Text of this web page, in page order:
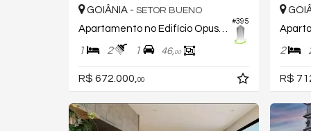
#395
GOIÂNIA - SETOR BUENO
Apartamento no Edifício Opus Gyro Vaca Brava
1 2 1 46,00
R$ 672.000,00
2
R$